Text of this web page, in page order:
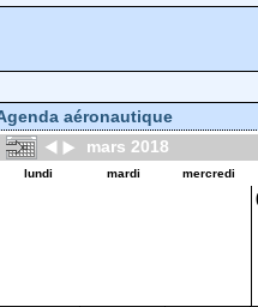
aéronautique
mars 2018
lundi mardi mercredi